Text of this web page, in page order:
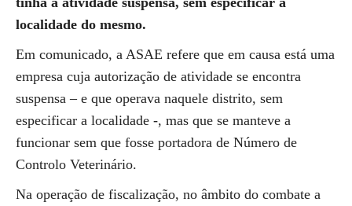
localidade do mesmo.
Em comunicado, a ASAE refere que em causa está uma
empresa cuja autorização de atividade se encontra
suspensa – e que operava naquele distrito, sem
especificar a localidade -, mas que se manteve a
funcionar sem que fosse portadora de Número de
Controlo Veterinário.
Na operação de fiscalização, no âmbito do combate a